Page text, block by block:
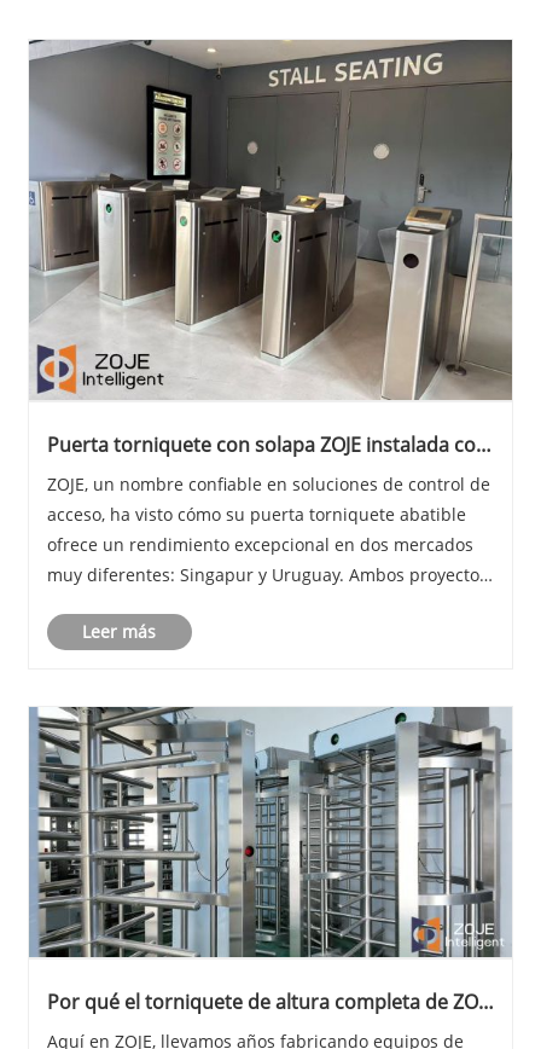
Puerta torniquete con solapa ZOJE instalada con
ZOJE, un nombre confiable en soluciones de control de
acceso, ha visto cómo su puerta torniquete abatible
ofrece un rendimiento excepcional en dos mercados
muy diferentes: Singapur y Uruguay. Ambos proyectos
torniquete abatibles ahora funcionan a ......
Leer más
Por qué el torniquete de altura completa de ZOJE
Aquí en ZOJE, llevamos años fabricando equipos de